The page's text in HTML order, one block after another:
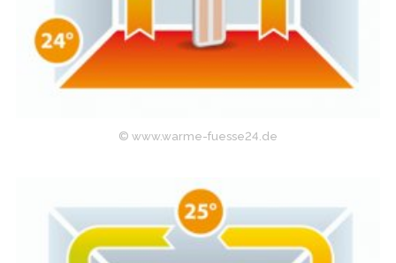
© www.warme-fuesse24.de